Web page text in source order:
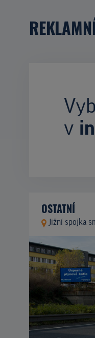
v
OSTATNÍ
Jižní spojka